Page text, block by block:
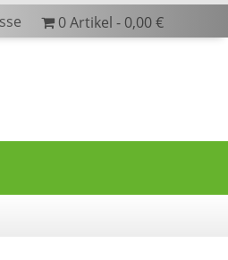
0 Artikel 0,00 €